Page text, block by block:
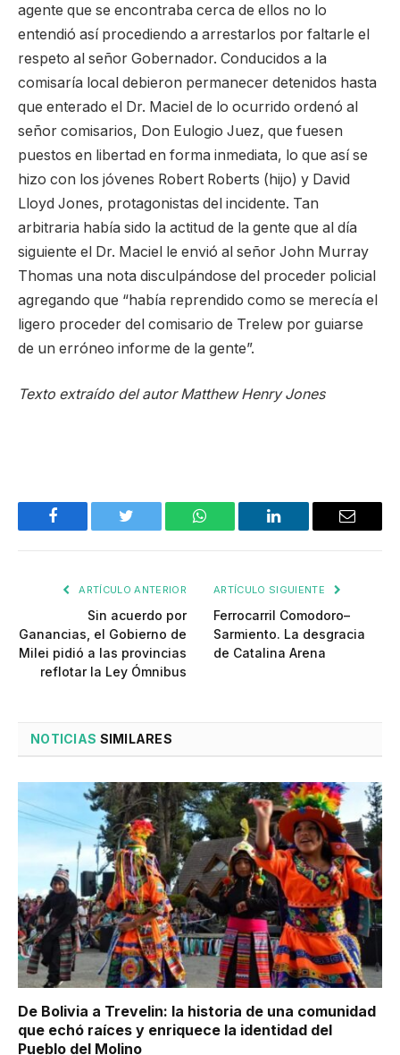
agente que se encontraba cerca de ellos no lo
entendió así procediendo a arrestarlos por faltarle el
respeto al señor Gobernador. Conducidos a la
comisaría local debieron permanecer detenidos hasta
que enterado el Dr. Maciel de lo ocurrido ordenó al
señor comisarios, Don Eulogio Juez, que fuesen
puestos en libertad en forma inmediata, lo que así se
hizo con los jóvenes Robert Roberts (hijo) y David
Lloyd Jones, protagonistas del incidente. Tan
arbitraria había sido la actitud de la gente que al día
siguiente el Dr. Maciel le envió al señor John Murray
Thomas una nota disculpándose del proceder policial
agregando que “había reprendido como se merecía el
ligero proceder del comisario de Trelew por guiarse
de un erróneo informe de la gente”.
Texto extraído del autor Matthew Henry Jones
Facebook Twitter WhatsApp LinkedIn Email
ARTÍCULO ANTERIOR
Sin acuerdo por
Ganancias, el Gobierno de
Milei pidió a las provincias
reflotar la Ley Ómnibus
ARTÍCULO SIGUIENTE
Ferrocarril Comodoro–
Sarmiento. La desgracia
de Catalina Arena
NOTICIAS SIMILARES
De Bolivia a Trevelin: la historia de una comunidad
que echó raíces y enriquece la identidad del
Pueblo del Molino